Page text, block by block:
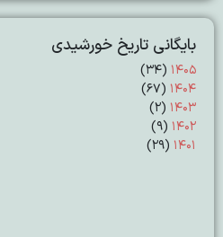
بایگانی تاریخ خورشیدی
۱۴۰۵ (۳۴)
۱۴۰۴ (۶۷)
۱۴۰۳ (۲)
۱۴۰۲ (۹)
۱۴۰۱ (۲۹)